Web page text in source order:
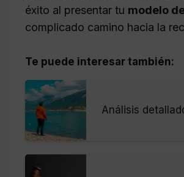
éxito al presentar tu modelo
complicado camino hacia la
Te puede interesar también:
Análisis